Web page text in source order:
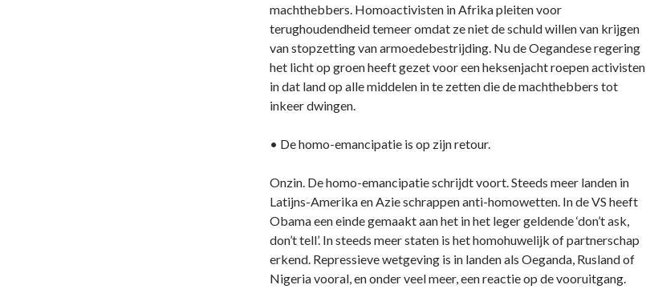
machthebbers. Homoactivisten in Afrika pleiten voor
terughoudendheid temeer omdat ze niet de schuld willen van krijgen
van stopzetting van armoedebestrijding. Nu de Oegandese regering
het licht op groen heeft gezet voor een heksenjacht roepen activisten
in dat land op alle middelen in te zetten die de machthebbers tot
inkeer dwingen.
• De homo-emancipatie is op zijn retour.
Onzin. De homo-emancipatie schrijdt voort. Steeds meer landen in
Latijns-Amerika en Azie schrappen anti-homowetten. In de VS heeft
Obama een einde gemaakt aan het in het leger geldende ‘don’t ask,
don’t tell’. In steeds meer staten is het homohuwelijk of partnerschap
erkend. Repressieve wetgeving is in landen als Oeganda, Rusland of
Nigeria vooral, en onder veel meer, een reactie op de vooruitgang.